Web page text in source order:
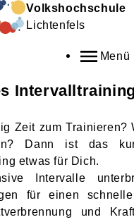
Volkshochschule
Lichtenfels
Menü
Intervalltraining
Zeit zum Trainieren?
Dann ist das
etwas für Dich.
Intervalle
für einen
und